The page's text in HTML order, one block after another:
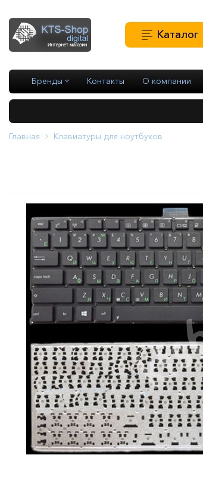
Каталог
Бренды Контакты О компании
Главная Клавиатуры для ноутбуков